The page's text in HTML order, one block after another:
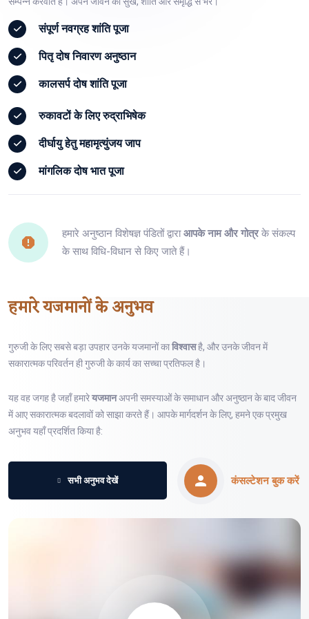
संपूर्णनवग्रह शांति पूजा
पितृ दोषनिवारण अनुष्ठान
कालसर्प दोषशांति पूजा
रुकावटों के लिएरुद्राभिषेक
दीर्घायु हेतुमहामृत्युंजय जाप
मांगलिक दोषभात पूजा
हमारे अनुष्ठान विशेषज्ञ पंडितों द्वाराआपके नाम और गोत्रके संकल्प
के साथ विधि-विधान से किए जाते हैं।
हमारेयजमानोंके अनुभव
गुरुजी के लिए सबसे बड़ा उपहार उनके यजमानों काविश्वासहै, और उनके जीवन में
सकारात्मक परिवर्तन ही गुरुजी के कार्य का सच्चा प्रतिफल है।
यह वह जगह है जहाँ हमारेयजमानअपनी समस्याओं के समाधान और अनुष्ठान के बाद जीवन
में आए सकारात्मक बदलावों को साझा करते हैं। आपके मार्गदर्शन के लिए, हमने एक प्रमुख
अनुभव यहाँ प्रदर्शित किया है:
सभी अनुभव देखें कंसल्टेशन बुक करें